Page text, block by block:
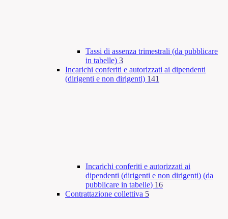
Tassi di assenza trimestrali (da pubblicare
in tabelle) 3
Incarichi conferiti e autorizzati ai dipendenti
(dirigenti e non dirigenti) 141
Incarichi conferiti e autorizzati ai
dipendenti (dirigenti e non dirigenti) (da
pubblicare in tabelle) 16
Contrattazione collettiva 5